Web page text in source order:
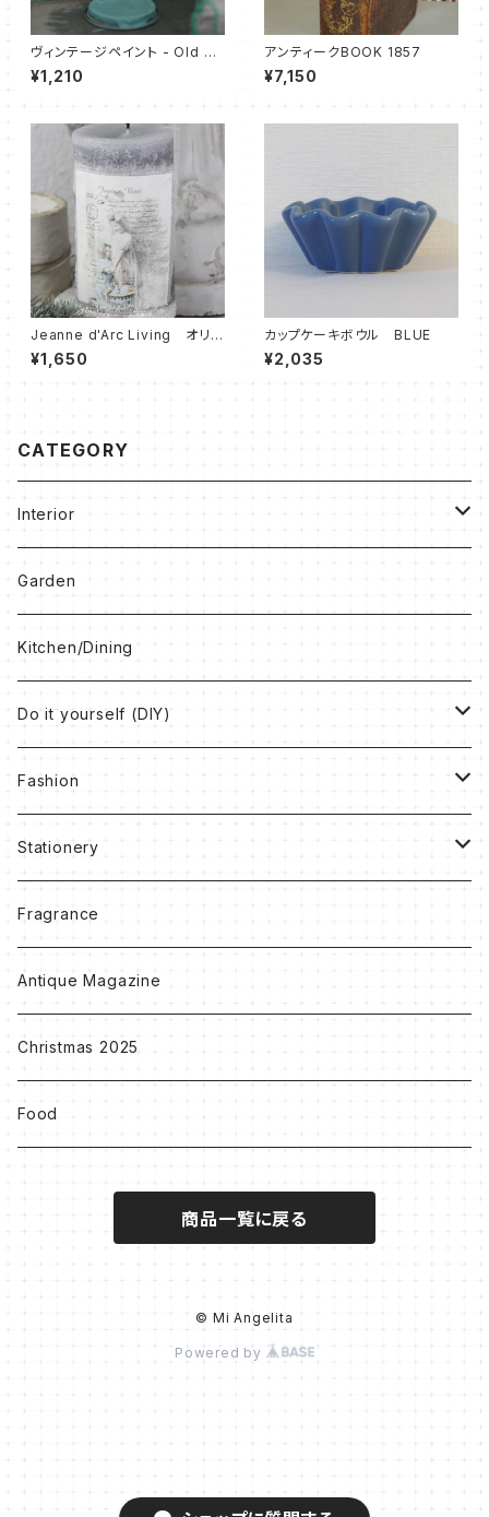
ヴィンテージペイント - Old Tu
rquiose -100 ml
¥1,210
アンティークBOOK 1857
¥7,150
Jeanne d'Arc Living オリジ
ナルキャンドル
¥1,650
カップケーキボウル BLUE
¥2,035
CATEGORY
Interior
Clocks
Box
Book
Rug
Others
Garden
Kitchen/Dining
Do it yourself (DIY)
Vintage Paint
Antique Wax
Fashion
Bag
Accessory
Clothes
Stationery
Notebook
Ribbon
Others
Fragrance
Antique Magazine
Christmas 2025
Food
商品一覧に戻る
© Mi Angelita
Powered by